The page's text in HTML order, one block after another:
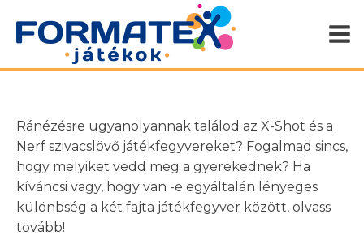
Ránézésre ugyanolyannak találod az X-Shot és a
Nerf szivacslövő játékfegyvereket? Fogalmad sincs,
hogy melyiket vedd meg a gyerekednek? Ha
kíváncsi vagy, hogy van -e egyáltalán lényeges
különbség a két fajta játékfegyver között, olvass
tovább!